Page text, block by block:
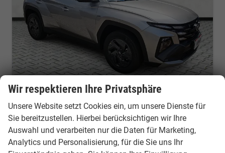
Hyundai TUCSON
1.6 T-Gdi HEV Black Line Kamera Keyless
Fahrzeug mit Tageszulassung Fahrzeugnr.: 53608
unverbindliche Lieferzeit: 10 Tage Fahrzeug mit Tageszulassung
Wir respektieren Ihre Privatsphäre
Unsere Website setzt Cookies ein, um unsere Dienste für
Sie bereitzustellen. Hierbei berücksichtigen wir Ihre
Auswahl und verarbeiten nur die Daten für Marketing,
Analytics und Personalisierung, für die Sie uns Ihr